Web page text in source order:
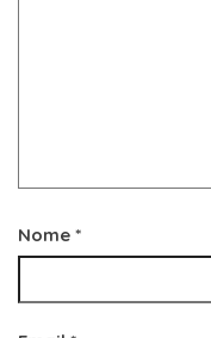
Nome *